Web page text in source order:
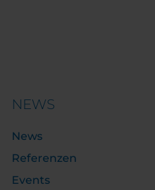
NEWS
News
Referenzen
Events